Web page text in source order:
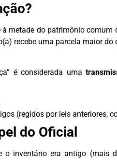
metade do patrimônio comum
recebe uma parcela maior
é considerada uma
(regidos por leis anteriores,
do Oficial
o inventário era antigo (mais